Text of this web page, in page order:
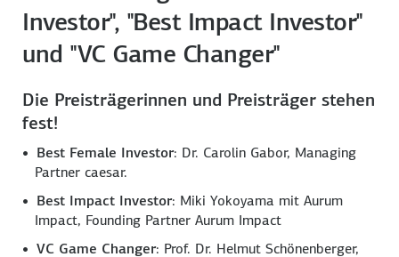
Investor", "Best Impact Investor"
und "VC Game Changer"
Die Preisträgerinnen und Preisträger stehen
fest!
Best Female Investor: Dr. Carolin Gabor, Managing
Partner caesar.
Best Impact Investor: Miki Yokoyama mit Aurum
Impact, Founding Partner Aurum Impact
VC Game Changer: Prof. Dr. Helmut Schönenberger,